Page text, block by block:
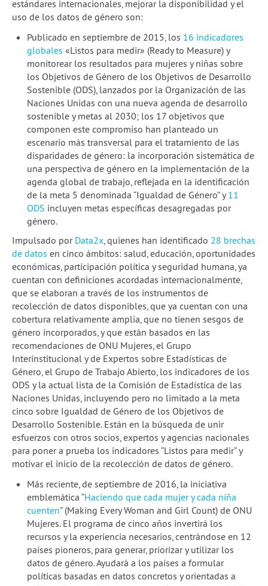
estándares internacionales, mejorar la disponibilidad y el
uso de los datos de género son:
Publicado en septiembre de 2015, los 16 indicadores
globales «Listos para medir» (Ready to Measure) y
monitorear los resultados para mujeres y niñas sobre
los Objetivos de Género de los Objetivos de Desarrollo
Sostenible (ODS), lanzados por la Organización de las
Naciones Unidas con una nueva agenda de desarrollo
sostenible y metas al 2030; los 17 objetivos que
componen este compromiso han planteado un
escenario más transversal para el tratamiento de las
disparidades de género: la incorporación sistemática de
una perspectiva de género en la implementación de la
agenda global de trabajo, reflejada en la identificación
de la meta 5 denominada “Igualdad de Género” y11
ODS incluyen metas específicas desagregadas por
género.
Impulsado por Data2x, quienes han identificado 28 brechas
de datos en cinco ámbitos: salud, educación, oportunidades
económicas, participación política y seguridad humana, ya
cuentan con definiciones acordadas internacionalmente,
que se elaboran a través de los instrumentos de
recolección de datos disponibles, que ya cuentan con una
cobertura relativamente amplia, que no tienen sesgos de
género incorporados, y que están basados en las
recomendaciones de ONU Mujeres, el Grupo
Interinstitucional y de Expertos sobre Estadísticas de
Género, el Grupo de Trabajo Abierto, los indicadores de los
ODS y la actual lista de la Comisión de Estadística de las
Naciones Unidas, incluyendo pero no limitado a la meta
cinco sobre Igualdad de Género de los Objetivos de
Desarrollo Sostenible. Están en la búsqueda de unir
esfuerzos con otros socios, expertos y agencias nacionales
para poner a prueba los indicadores “Listos para medir” y
motivar el inicio de la recolección de datos de género.
Más reciente, de septiembre de 2016, la iniciativa
emblemática “Haciendo que cada mujer y cada niña
cuenten” (Making Every Woman and Girl Count) de ONU
Mujeres. El programa de cinco años invertirá los
recursos y la experiencia necesarios, centrándose en 12
países pioneros, para generar, priorizar y utilizar los
datos de género. Ayudará a los países a formular
políticas basadas en datos concretos y orientadas a